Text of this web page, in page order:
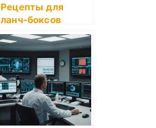
Рецепты для
ланч-боксов